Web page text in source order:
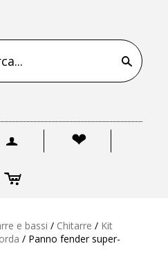
s
a ❤
c
e bassi / Chitarre / Kit
/ Panno fender super-